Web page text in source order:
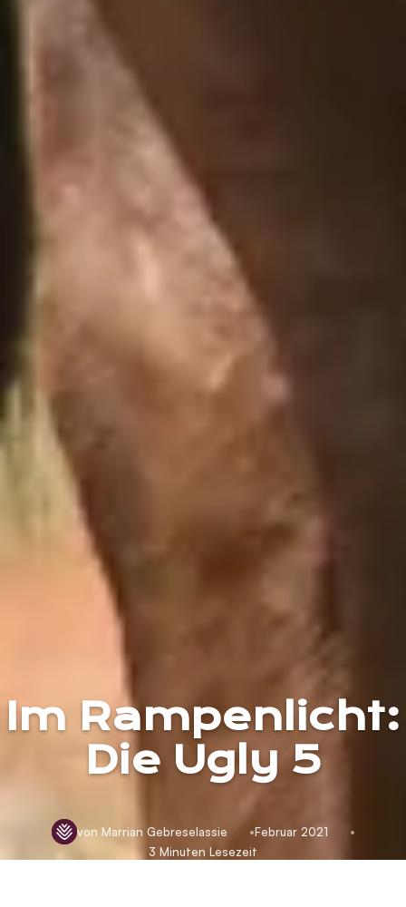
Im Rampenlicht:
Die Ugly 5
von Marrian Gebreselassie
Februar 2021
3 Minuten Lesezeit